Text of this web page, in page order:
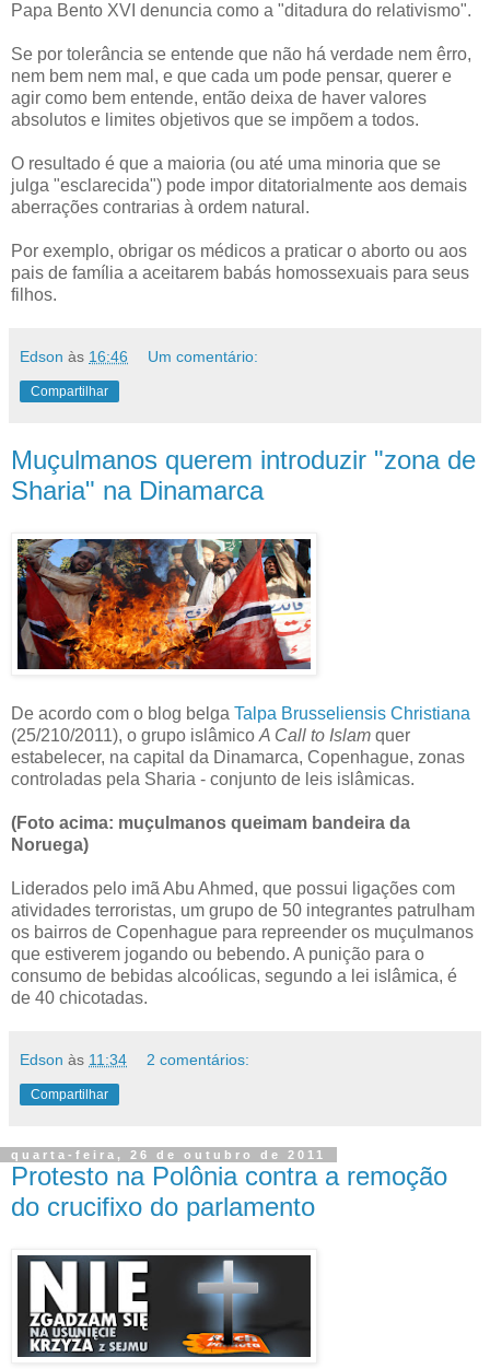
Papa Bento XVI denuncia como a "ditadura do relativismo".
Se por tolerância se entende que não há verdade nem êrro,
nem bem nem mal, e que cada um pode pensar, querer e
agir como bem entende, então deixa de haver valores
absolutos e limites objetivos que se impõem a todos.
O resultado é que a maioria (ou até uma minoria que se
julga "esclarecida") pode impor ditatorialmente aos demais
aberrações contrarias à ordem natural.
Por exemplo, obrigar os médicos a praticar o aborto ou aos
pais de família a aceitarem babás homossexuais para seus
filhos.
Edson às 16:46 Um comentário:
Compartilhar
Muçulmanos querem introduzir "zona de
Sharia" na Dinamarca
De acordo com o blog belga Talpa Brusseliensis Christiana
(25/210/2011), o grupo islâmico A Call to Islam quer
estabelecer, na capital da Dinamarca, Copenhague, zonas
controladas pela Sharia - conjunto de leis islâmicas.
(Foto acima: muçulmanos queimam bandeira da
Noruega)
Liderados pelo imã Abu Ahmed, que possui ligações com
atividades terroristas, um grupo de 50 integrantes patrulham
os bairros de Copenhague para repreender os muçulmanos
que estiverem jogando ou bebendo. A punição para o
consumo de bebidas alcoólicas, segundo a lei islâmica, é
de 40 chicotadas.
Edson às 11:34 2 comentários:
Compartilhar
quarta-feira, 26 de outubro de 2011
Protesto na Polônia contra a remoção
do crucifixo do parlamento